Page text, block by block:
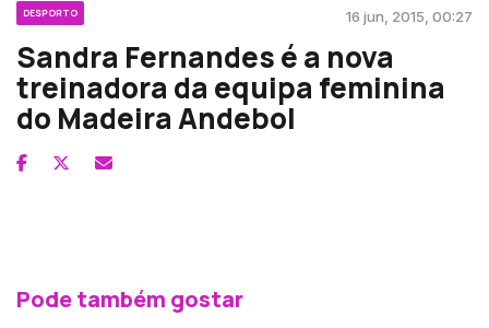
DESPORTO 16 jun, 2015, 00:27
Sandra Fernandes é a nova
treinadora da equipa feminina
do Madeira Andebol
Pode também gostar